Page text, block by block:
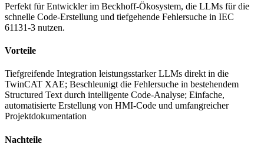
Perfekt für Entwickler im Beckhoff-Ökosystem, die LLMs für die
schnelle Code-Erstellung und tiefgehende Fehlersuche in IEC
61131-3 nutzen.
Vorteile
Tiefgreifende Integration leistungsstarker LLMs direkt in die
TwinCAT XAE; Beschleunigt die Fehlersuche in bestehendem
Structured Text durch intelligente Code-Analyse; Einfache,
automatisierte Erstellung von HMI-Code und umfangreicher
Projektdokumentation
Nachteile